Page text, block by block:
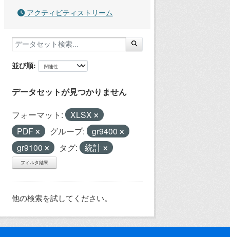
アクティビティストリーム
並び順
データセットが見つかりません
フォーマット:
XLSX
PDF
グループ:
gr9400
gr9100
タグ: 統計
フィルタ結果
他の検索を試してください。